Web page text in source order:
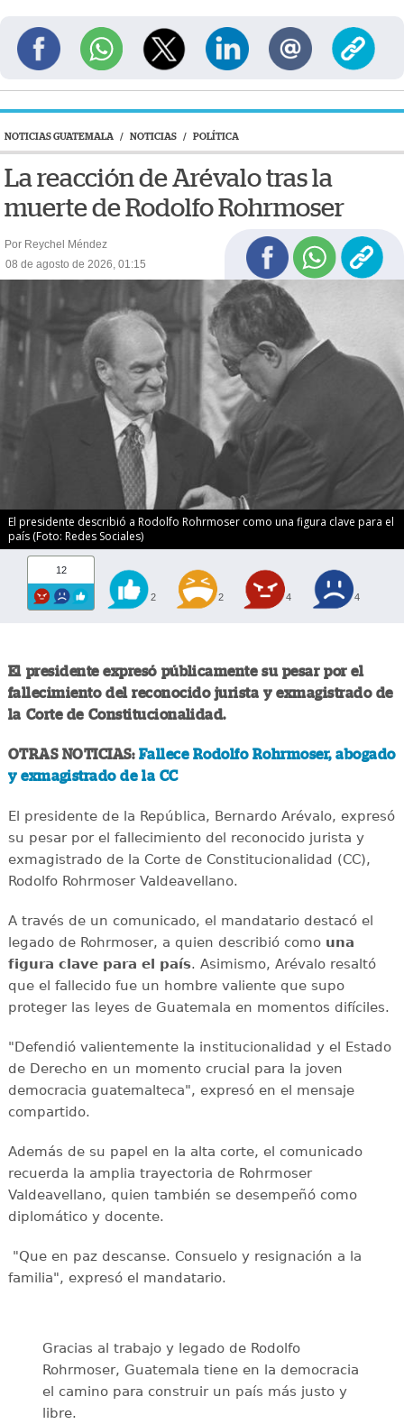
NOTICIAS GUATEMALA / NOTICIAS / POLÍTICA
La reacción de Arévalo tras la
muerte de Rodolfo Rohrmoser
Por Reychel Méndez
08 de agosto de 2026, 01:15
El presidente describió a Rodolfo Rohrmoser como una figura clave para el
país (Foto: Redes Sociales)
12
2 2 4 4
El presidente expresó públicamente su pesar por el
fallecimiento del reconocido jurista y exmagistrado de
la Corte de Constitucionalidad.
OTRAS NOTICIAS: Fallece Rodolfo Rohrmoser, abogado
y exmagistrado de la CC
El presidente de la República, Bernardo Arévalo, expresó
su pesar por el fallecimiento del reconocido jurista y
exmagistrado de la Corte de Constitucionalidad (CC),
Rodolfo Rohrmoser Valdeavellano.
A través de un comunicado, el mandatario destacó el
legado de Rohrmoser, a quien describió comouna
figura clave para el país. Asimismo, Arévalo resaltó
que el fallecido fue un hombre valiente que supo
proteger las leyes de Guatemala en momentos difíciles.
"Defendió valientemente la institucionalidad y el Estado
de Derecho en un momento crucial para la joven
democracia guatemalteca", expresó en el mensaje
compartido.
Además de su papel en la alta corte, el comunicado
recuerda la amplia trayectoria de Rohrmoser
Valdeavellano, quien también se desempeñó como
diplomático y docente.
"Que en paz descanse. Consuelo y resignación a la
familia", expresó el mandatario.
Gracias al trabajo y legado de Rodolfo
Rohrmoser, Guatemala tiene en la democracia
el camino para construir un país más justo y
libre.